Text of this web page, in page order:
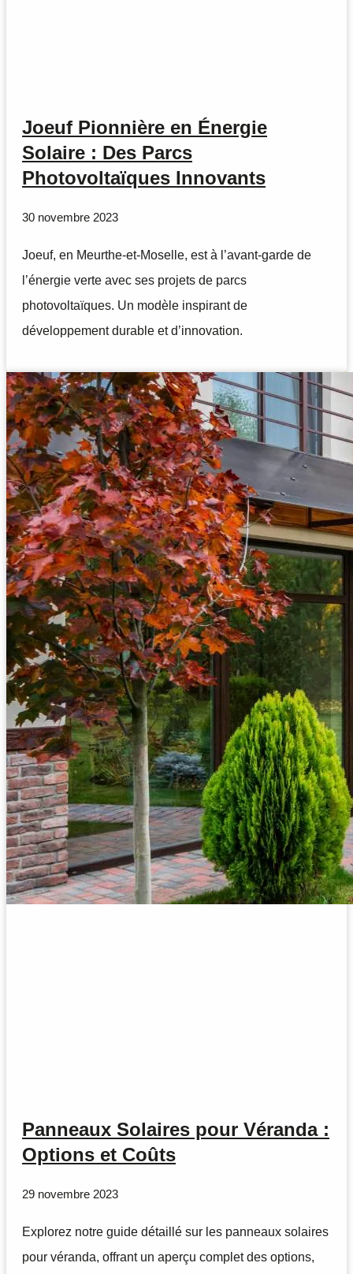
Joeuf Pionnière en Énergie
Solaire : Des Parcs
Photovoltaïques Innovants
30 novembre 2023
Joeuf, en Meurthe-et-Moselle, est à l’avant-garde de
l’énergie verte avec ses projets de parcs
photovoltaïques. Un modèle inspirant de
développement durable et d’innovation.
Panneaux Solaires pour Véranda :
Options et Coûts
29 novembre 2023
Explorez notre guide détaillé sur les panneaux solaires
pour véranda, offrant un aperçu complet des options,